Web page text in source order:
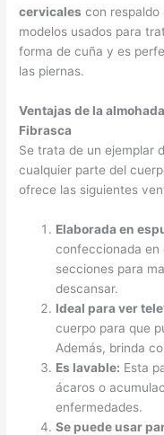
cervicales con respaldo
modelos usados para
forma de cuña y es
las piernas.
Ventajas de la
Fibrasca
Se trata de un ejemplar
cualquier parte del
ofrece las siguientes
Elaborada en
confeccionada en
secciones para
descansar.
Ideal para ver
cuerpo para que
Además, brinda
Es lavable: Esta
ácaros o
enfermedades.
Se puede usar